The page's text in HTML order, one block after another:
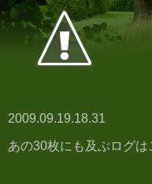
2009.09.19.18.31
あの30枚にも及ぶログは